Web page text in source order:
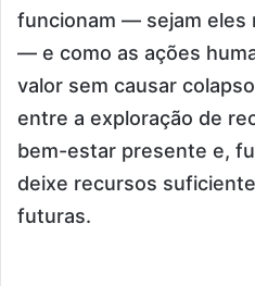
funcionam — sejam eles
— e como as ações
valor sem causar
entre a exploração de
bem-estar presente e,
deixe recursos
futuras.